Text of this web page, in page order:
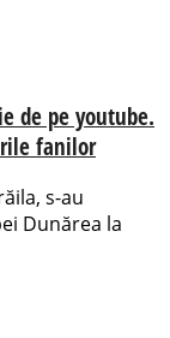
de pe youtube.
fanilor
s-au
Dunărea la